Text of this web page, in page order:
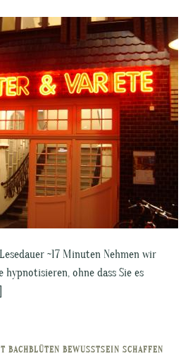
~17 Minuten Nehmen wir
hypnotisieren, ohne dass Sie es
BACHBLÜTEN BEWUSSTSEIN SCHAFFEN